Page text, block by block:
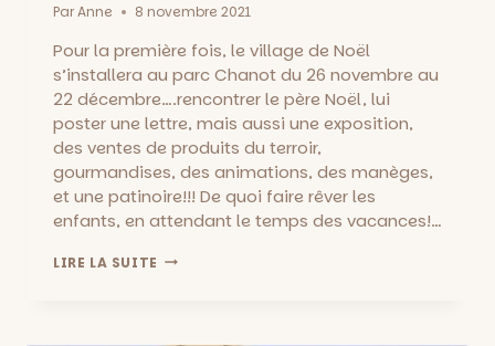
ParAnne 8 novembre 2021
Pour la première fois, le village de Noël
s’installera au parc Chanot du 26 novembre au
22 décembre….rencontrer le père Noël, lui
poster une lettre, mais aussi une exposition,
des ventes de produits du terroir,
gourmandises, des animations, des manèges,
et une patinoire!!! De quoi faire rêver les
enfants, en attendant le temps des vacances!…
LIRE LA SUITE VILLAGE